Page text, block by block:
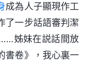
成為人子顯現作工
了一步話語審判潔
姊妹在説話間放
書卷》，我心裏一